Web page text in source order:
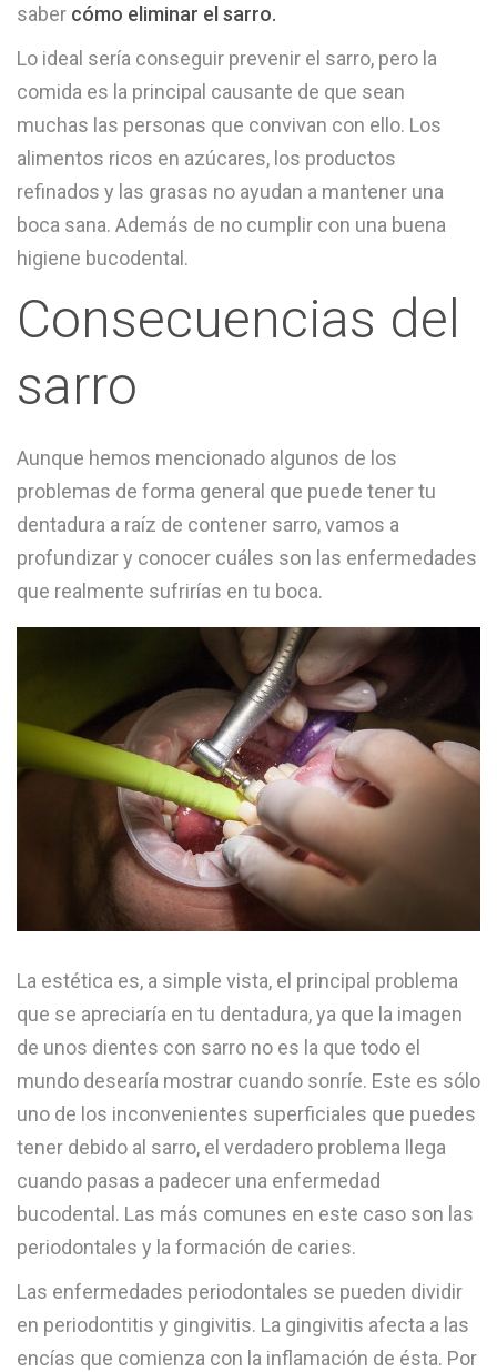
saber cómo eliminar el sarro.
Lo ideal sería conseguir prevenir el sarro, pero la
comida es la principal causante de que sean
muchas las personas que convivan con ello. Los
alimentos ricos en azúcares, los productos
refinados y las grasas no ayudan a mantener una
boca sana. Además de no cumplir con una buena
higiene bucodental.
Consecuencias del
sarro
Aunque hemos mencionado algunos de los
problemas de forma general que puede tener tu
dentadura a raíz de contener sarro, vamos a
profundizar y conocer cuáles son las enfermedades
que realmente sufrirías en tu boca.
La estética es, a simple vista, el principal problema
que se apreciaría en tu dentadura, ya que la imagen
de unos dientes con sarro no es la que todo el
mundo desearía mostrar cuando sonríe. Este es sólo
uno de los inconvenientes superficiales que puedes
tener debido al sarro, el verdadero problema llega
cuando pasas a padecer una enfermedad
bucodental. Las más comunes en este caso son las
periodontales y la formación de caries.
Las enfermedades periodontales se pueden dividir
en periodontitis y gingivitis. La gingivitis afecta a las
encías que comienza con la inflamación de ésta. Por